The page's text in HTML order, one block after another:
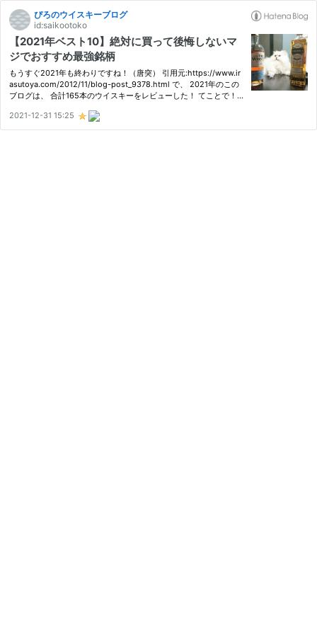
ぴろのウイスキーブログ
id:saikootoko
【2021年ベスト10】絶対に買って後悔しないマ
ジでおすすめ最強銘柄
もうすぐ2021年も終わりですね！（唐突） 引用元:https://www.ir
asutoya.com/2012/11/blog-post_9378.html で、 2021年のこの
ブログは、 合計165本のウイスキーをレビューした！ てことで！
め！ 165本の中でも特に筆者がおいしいと思ったウイスキー ベス
ト10…
2021-12-31 15:25